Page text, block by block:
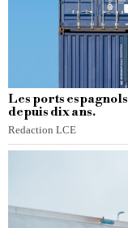
Les ports
depuis dix ans.
Redaction LCE